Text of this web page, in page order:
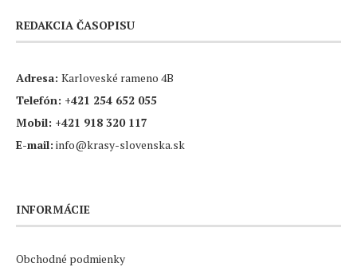
REDAKCIA ČASOPISU
Adresa: Karloveské rameno 4B
Telefón: +421 254 652 055
Mobil: +421 918 320 117
E-mail: info@krasy-slovenska.sk
INFORMÁCIE
Obchodné podmienky